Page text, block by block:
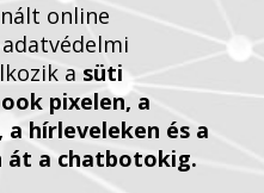
online
a süti
pixelen, a
hírleveleken és a
át a chatbotokig.